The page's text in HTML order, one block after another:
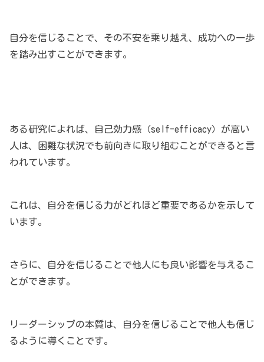
自分を信じることで、その不安を乗り越え、成功への一歩
を踏み出すことができます。
ある研究によれば、自己効力感（self-efficacy）が高い
人は、困難な状況でも前向きに取り組むことができると言
われています。
これは、自分を信じる力がどれほど重要であるかを示して
います。
さらに、自分を信じることで他人にも良い影響を与えるこ
とができます。
リーダーシップの本質は、自分を信じることで他人も信じ
るように導くことです。